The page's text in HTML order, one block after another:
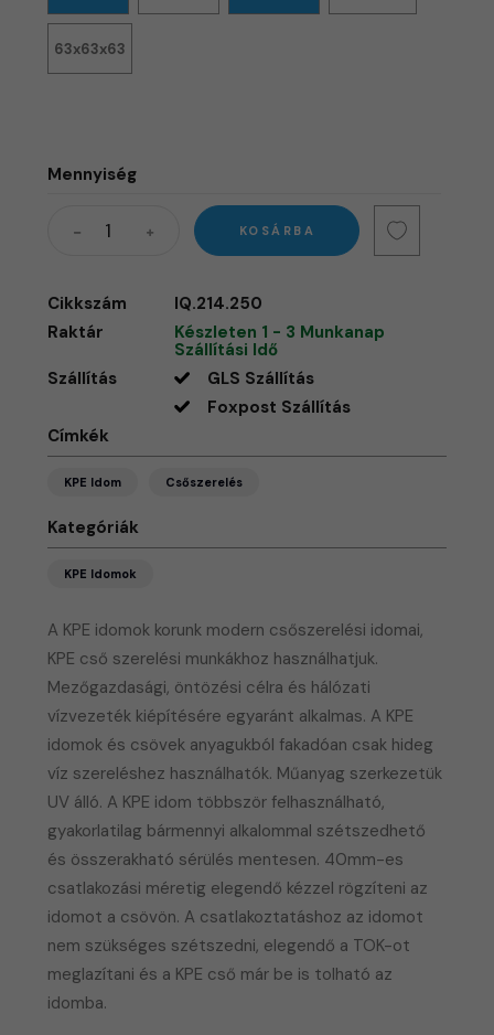
A KPE idomok korunk modern csőszerelési idomai,
KPE cső szerelési munkákhoz használhatjuk.
Mezőgazdasági, öntözési célra és hálózati
vízvezeték kiépítésére egyaránt alkalmas. A KPE
idomok és csövek anyagukból fakadóan csak hideg
víz szereléshez használhatók. Műanyag szerkezetük
UV álló. A KPE idom többször felhasználható,
gyakorlatilag bármennyi alkalommal szétszedhető
és összerakható sérülés mentesen. 40mm-es
csatlakozási méretig elegendő kézzel rögzíteni az
idomot a csövön. A csatlakoztatáshoz az idomot
nem szükséges szétszedni, elegendő a TOK-ot
meglazítani és a KPE cső már be is tolható az
idomba.
63x63x63
Mennyiség
KOSÁRBA
Cikkszám
IQ.214.250
Raktár
Készleten 1 - 3 Munkanap
Szállítási Idő
Szállítás
GLS Szállítás
Foxpost Szállítás
Címkék
KPE Idom Csőszerelés
Kategóriák
KPE Idomok